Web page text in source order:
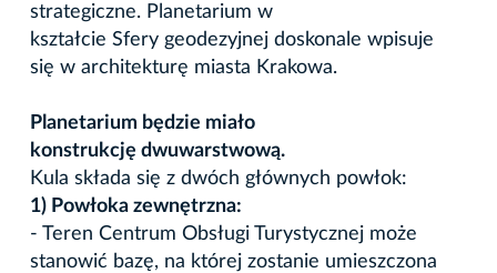
strategiczne. Planetarium w
kształcie Sfery geodezyjnej doskonale wpisuje
się w architekturę miasta Krakowa.
Planetarium będzie miało
konstrukcję dwuwarstwową.
Kula składa się z dwóch głównych powłok:
1) Powłoka zewnętrzna:
- Teren Centrum Obsługi Turystycznej może
stanowić bazę, na której zostanie umieszczona